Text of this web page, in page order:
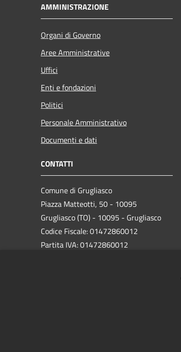
AMMINISTRAZIONE
Organi di Governo
Aree Amministrative
Uffici
Enti e fondazioni
Politici
Personale Amministrativo
Documenti e dati
CONTATTI
Comune di Grugliasco
Piazza Matteotti, 50 - 10095
Grugliasco (TO) - 10095 - Grugliasco
Codice Fiscale: 01472860012
Partita IVA: 01472860012